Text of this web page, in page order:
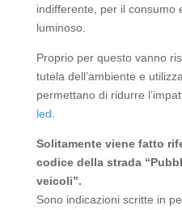
indifferente, per il consumo
luminoso.
Proprio per questo vanno
tutela dell’ambiente e
permettano di ridurre
led
Solitamente viene fatto
codice della strada
veicoli”.
Sono indicazioni scritte in